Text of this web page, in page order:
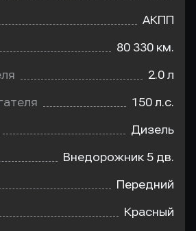
АКПП
80 330 км.
2.0 л
150 л.с.
Дизель
Внедорожник 5 дв.
Передний
Красный